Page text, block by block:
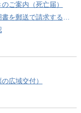
ご案内（死亡届）
請求する際の本人確認
広域交付）